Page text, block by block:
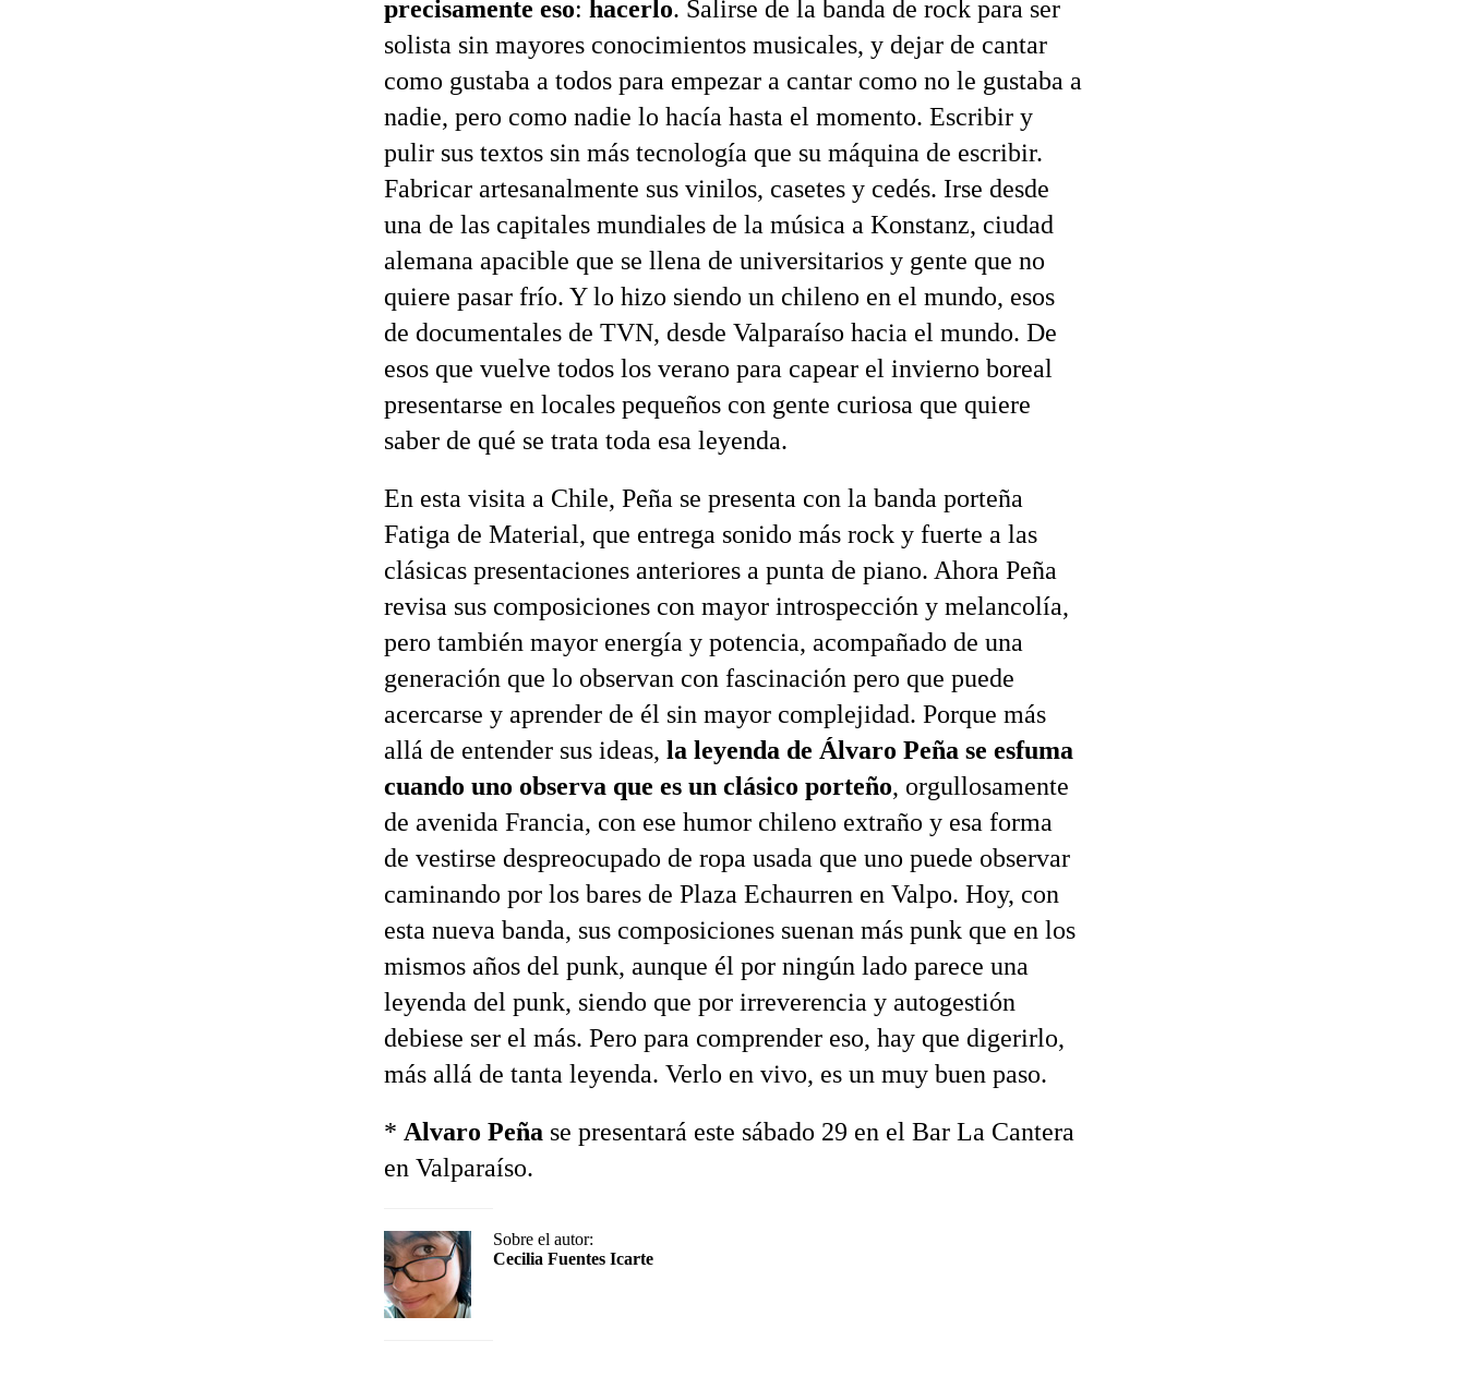
precisamente eso: hacerlo. Salirse de la banda de rock para ser
solista sin mayores conocimientos musicales, y dejar de cantar
como gustaba a todos para empezar a cantar como no le gustaba a
nadie, pero como nadie lo hacía hasta el momento. Escribir y
pulir sus textos sin más tecnología que su máquina de escribir.
Fabricar artesanalmente sus vinilos, casetes y cedés. Irse desde
una de las capitales mundiales de la música a Konstanz, ciudad
alemana apacible que se llena de universitarios y gente que no
quiere pasar frío. Y lo hizo siendo un chileno en el mundo, esos
de documentales de TVN, desde Valparaíso hacia el mundo. De
esos que vuelve todos los verano para capear el invierno boreal
presentarse en locales pequeños con gente curiosa que quiere
saber de qué se trata toda esa leyenda.
En esta visita a Chile, Peña se presenta con la banda porteña
Fatiga de Material, que entrega sonido más rock y fuerte a las
clásicas presentaciones anteriores a punta de piano. Ahora Peña
revisa sus composiciones con mayor introspección y melancolía,
pero también mayor energía y potencia, acompañado de una
generación que lo observan con fascinación pero que puede
acercarse y aprender de él sin mayor complejidad. Porque más
allá de entender sus ideas, la leyenda de Álvaro Peña se esfuma
cuando uno observa que es un clásico porteño, orgullosamente
de avenida Francia, con ese humor chileno extraño y esa forma
de vestirse despreocupado de ropa usada que uno puede observar
caminando por los bares de Plaza Echaurren en Valpo. Hoy, con
esta nueva banda, sus composiciones suenan más punk que en los
mismos años del punk, aunque él por ningún lado parece una
leyenda del punk, siendo que por irreverencia y autogestión
debiese ser el más. Pero para comprender eso, hay que digerirlo,
más allá de tanta leyenda. Verlo en vivo, es un muy buen paso.
* Alvaro Peña se presentará este sábado 29 en el Bar La Cantera
en Valparaíso.
Sobre el autor:
Cecilia Fuentes Icarte